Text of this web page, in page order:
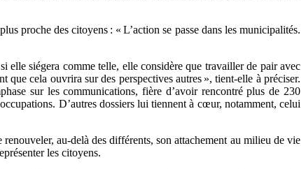
proche des citoyens : « L’action se passe dans les municipalités.
elle siégera comme telle, elle considère que travailler de pair avec
que cela ouvrira sur des perspectives autres », tient-elle à préciser.
sur les communications, fière d’avoir rencontré plus de 230
D’autres dossiers lui tiennent à cœur, notamment, celui
au-delà des différents, son attachement au milieu de vie
les citoyens.